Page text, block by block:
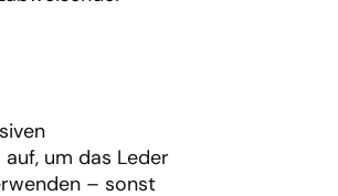
um das Leder
– sonst